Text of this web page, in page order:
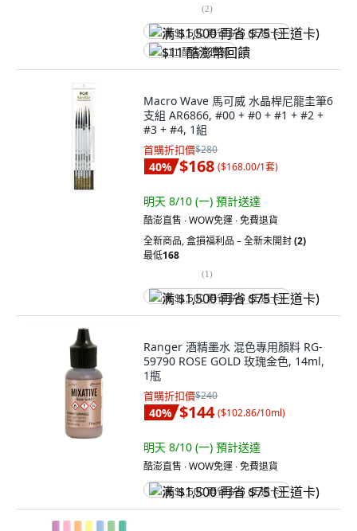
(2)
满 $1,500 再省 $75 (王道卡)
$11 酷澎幣回饋
Macro Wave 馬可威 水晶桿尼龍圭筆6
支組 AR6866, #00 + #0 + #1 + #2 +
#3 + #4, 1組
首購折扣價$280
40% $168 ($168.00/1套)
明天 8/10 (一) 預計送達
酷澎直售 ∙ WOW免運 ∙ 免費退貨
全新商品,盒損福利品 – 全新未開封(2)
最低168
(1)
满 $1,500 再省 $75 (王道卡)
Ranger 酒精墨水 混色專用顏料 RG-
59790 ROSE GOLD 玫瑰金色, 14ml,
1瓶
首購折扣價$240
40% $144 ($102.86/10ml)
明天 8/10 (一) 預計送達
酷澎直售 ∙ WOW免運 ∙ 免費退貨
满 $1,500 再省 $75 (王道卡)